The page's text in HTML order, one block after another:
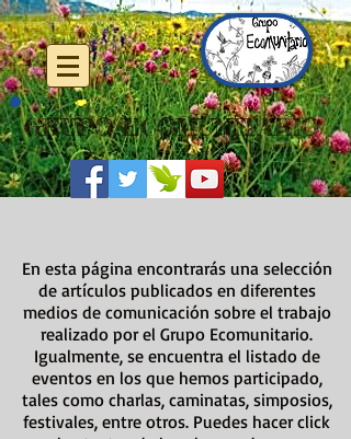
GRUPO ECOMUNITARIO
En esta página encontrarás una selección
de artículos publicados en diferentes
medios de comunicación sobre el trabajo
realizado por el Grupo Ecomunitario.
Igualmente, se encuentra el listado de
eventos en los que hemos participado,
tales como charlas, caminatas, simposios,
festivales, entre otros. Puedes hacer click